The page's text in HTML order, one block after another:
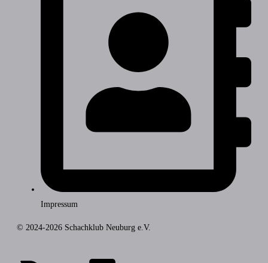
Impressum
© 2024-2026 Schachklub Neuburg e.V.